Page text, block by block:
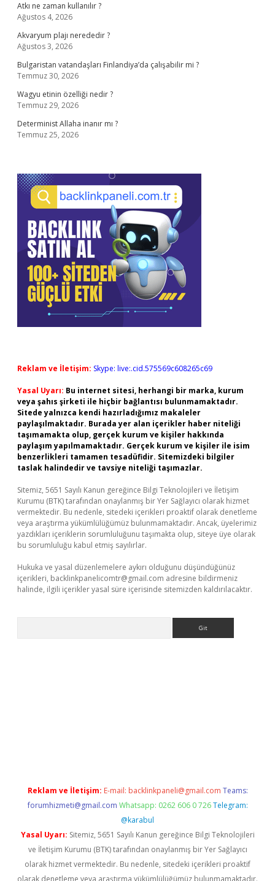
Atkı ne zaman kullanılır ?
Ağustos 4, 2026
Akvaryum plajı nerededir ?
Ağustos 3, 2026
Bulgaristan vatandaşları Finlandiya’da çalışabilir mi ?
Temmuz 30, 2026
Wagyu etinin özelliği nedir ?
Temmuz 29, 2026
Determinist Allaha inanır mı ?
Temmuz 25, 2026
Reklam ve İletişim: Skype: live:.cid.575569c608265c69
Yasal Uyarı: Bu internet sitesi, herhangi bir marka, kurum
veya şahıs şirketi ile hiçbir bağlantısı bulunmamaktadır.
Sitede yalnızca kendi hazırladığımız makaleler
paylaşılmaktadır. Burada yer alan içerikler haber niteliği
taşımamakta olup, gerçek kurum ve kişiler hakkında
paylaşım yapılmamaktadır. Gerçek kurum ve kişiler ile isim
benzerlikleri tamamen tesadüfidir. Sitemizdeki bilgiler
taslak halindedir ve tavsiye niteliği taşımazlar.
Sitemiz, 5651 Sayılı Kanun gereğince Bilgi Teknolojileri ve İletişim
Kurumu (BTK) tarafından onaylanmış bir Yer Sağlayıcı olarak hizmet
vermektedir. Bu nedenle, sitedeki içerikleri proaktif olarak denetleme
veya araştırma yükümlülüğümüz bulunmamaktadır. Ancak, üyelerimiz
yazdıkları içeriklerin sorumluluğunu taşımakta olup, siteye üye olarak
bu sorumluluğu kabul etmiş sayılırlar.
Hukuka ve yasal düzenlemelere aykırı olduğunu düşündüğünüz
içerikleri, backlinkpanelicomtr@gmail.com adresine bildirmeniz
halinde, ilgili içerikler yasal süre içerisinde sitemizden kaldırılacaktır.
Reklam ve İletişim: E-mail: backlinkpaneli@gmail.com Teams:
forumhizmeti@gmail.com Whatsapp: 0262 606 0 726 Telegram:
@karabul
Yasal Uyarı: Sitemiz, 5651 Sayılı Kanun gereğince Bilgi Teknolojileri
ve İletişim Kurumu (BTK) tarafından onaylanmış bir Yer Sağlayıcı
olarak hizmet vermektedir. Bu nedenle, sitedeki içerikleri proaktif
olarak denetleme veya araştırma yükümlülüğümüz bulunmamaktadır.